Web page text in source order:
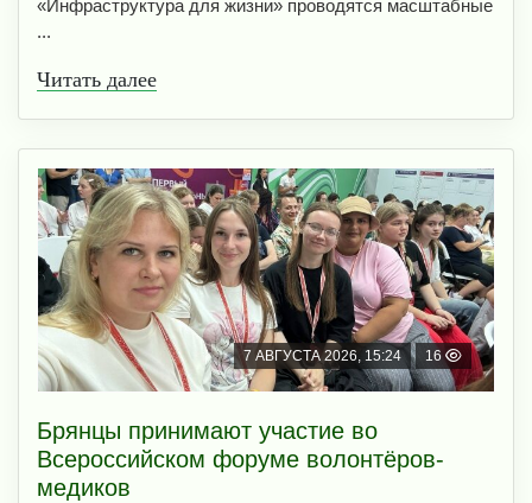
«Инфраструктура для жизни» проводятся масштабные
...
Читать далее
7 АВГУСТА 2026, 15:24 16
Брянцы принимают участие во
Всероссийском форуме волонтёров-
медиков